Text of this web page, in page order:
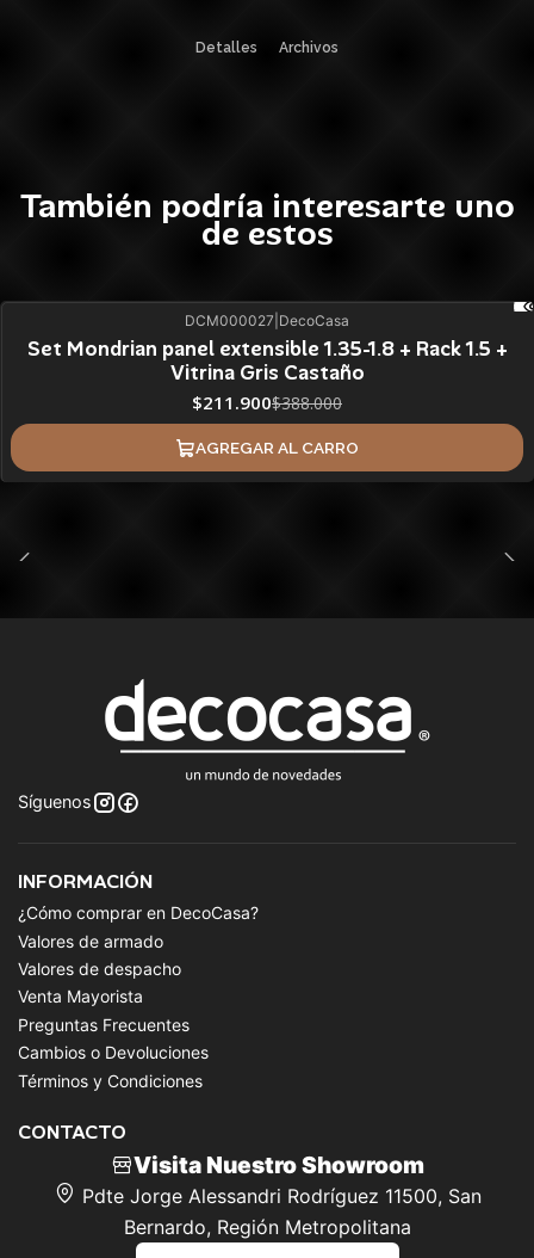
Detalles Archivos
También podría interesarte uno
de estos
DCM000027 DecoCasa
Set Mondrian panel extensible 1.35-1.8 + Rack 1.5 +
Vitrina Gris Castaño
$211.900$388.000
AGREGAR AL CARRO
Síguenos
INFORMACIÓN
¿Cómo comprar en DecoCasa?
Valores de armado
Valores de despacho
Venta Mayorista
Preguntas Frecuentes
Cambios o Devoluciones
Términos y Condiciones
CONTACTO
Visita Nuestro Showroom
Pdte Jorge Alessandri Rodríguez 11500, San
Bernardo, Región Metropolitana